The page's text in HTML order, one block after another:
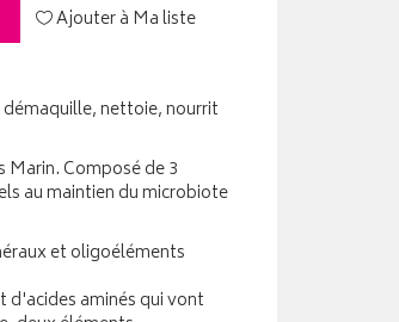
Ajouter à Ma liste
nettoie, nourrit
Composé de 3
au maintien du microbiote
et oligoéléments
d'acides aminés qui vont